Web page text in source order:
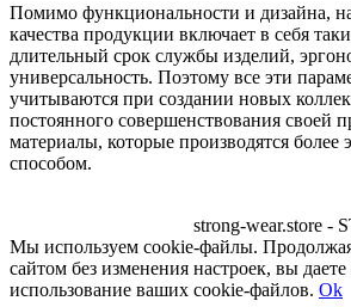
Помимо функциональности и дизайна,
качества продукции включает в себя
длительный срок службы изделий,
универсальность. Поэтому все эти
учитываются при создании новых
постоянного совершенствования
материалы, которые производятся более
способом.
strong-wear.store -
Мы используем cookie-файлы. Продолжая
сайтом без изменения настроек, вы даете
использование ваших cookie-файлов. Ok